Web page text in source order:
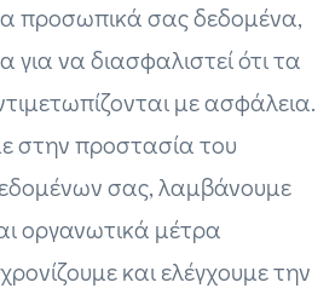
προσωπικά σας δεδομένα,
να διασφαλιστεί ότι τα
με ασφάλεια.
στην προστασία του
σας, λαμβάνουμε
οργανωτικά μέτρα
και ελέγχουμε την